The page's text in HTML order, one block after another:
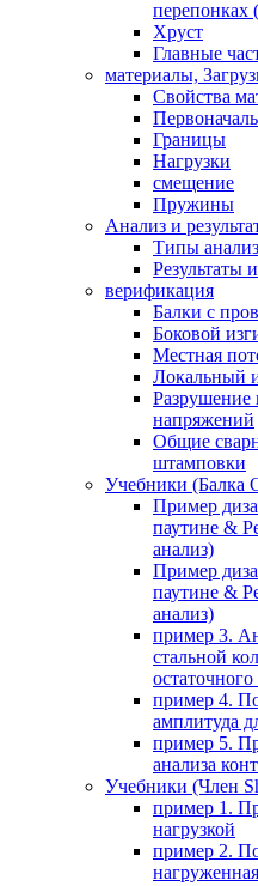
Хруст
Главные
материалы,
Свойства
Границы
Нагрузки
смещение
Пружины
Анализ и
Типы
Результаты
верификация
Балки с
Боковой
Местная
Локальный
Разрушение
напряжений
Общие
штамповки
Учебники
Пример
паутине &
анализ)
Пример
паутине &
анализ)
пример 3.
стальной
пример 4.
амплитуда
пример 5.
анализа
Учебники (Член
пример 1.
нагрузкой
пример 2.